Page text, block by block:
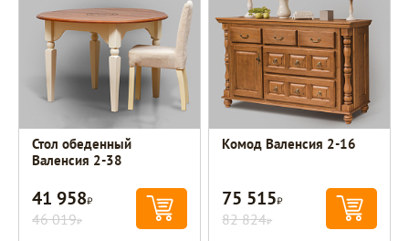
Стол обеденный
Валенсия 2-38
41 958Р
46 019Р
Комод Валенсия 2-16
75 515Р
82 824Р